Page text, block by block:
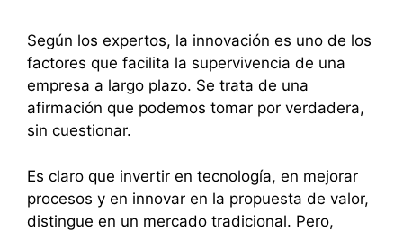
Según los expertos, la innovación es uno de los
factores que facilita la supervivencia de una
empresa a largo plazo. Se trata de una
afirmación que podemos tomar por verdadera,
sin cuestionar.
Es claro que invertir en tecnología, en mejorar
procesos y en innovar en la propuesta de valor,
distingue en un mercado tradicional. Pero,